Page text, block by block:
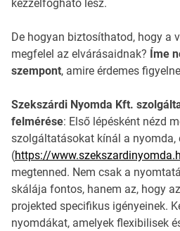
kézzelfogható lesz.
De hogyan biztosíthatod, hogy a
megfelel az elvárásaidnak? Íme
szempont, amire érdemes
Szekszárdi Nyomda Kft.
felmérése: Első lépésként nézd
szolgáltatásokat kínál a nyomda,
(https://
megtenned. Nem csak a
skálája fontos, hanem az, hogy
projekted specifikus igényeinek.
nyomdákat, amelyek flexibilisek